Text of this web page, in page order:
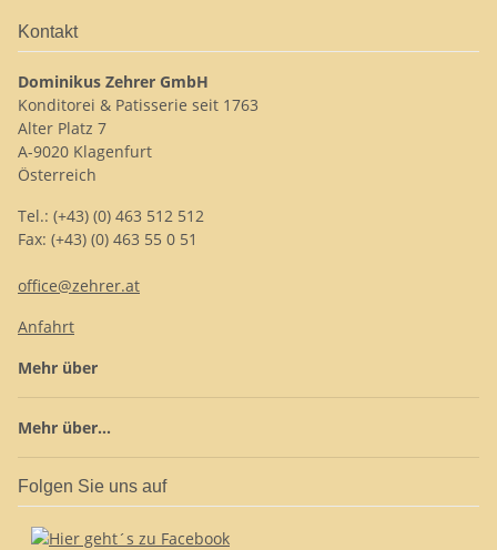
Kontakt
Dominikus Zehrer GmbH
Konditorei & Patisserie seit 1763
Alter Platz 7
A-9020 Klagenfurt
Österreich
Tel.: (+43) (0) 463 512 512
Fax: (+43) (0) 463 55 0 51
office@zehrer.at
Anfahrt
Mehr über
Mehr über...
Folgen Sie uns auf